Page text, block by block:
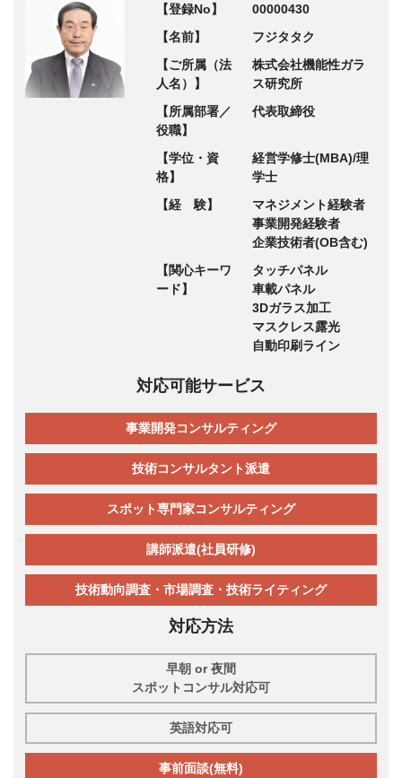
【登録No】
00000430
【名前】
フジタタク
【ご所属（法
人名）】
株式会社機能性ガラ
ス研究所
【所属部署／
役職】
代表取締役
【学位・資
格】
経営学修士(MBA)/理
学士
【経 験】
マネジメント経験者
事業開発経験者
企業技術者(OB含む)
【関心キーワ
ード】
タッチパネル
車載パネル
3Dガラス加工
マスクレス露光
自動印刷ライン
対応可能サービス
事業開発コンサルティング
技術コンサルタント派遣
スポット専門家コンサルティング
講師派遣(社員研修)
技術動向調査・市場調査・技術ライティング
対応方法
早朝 or 夜間
スポットコンサル対応可
英語対応可
事前面談(無料)